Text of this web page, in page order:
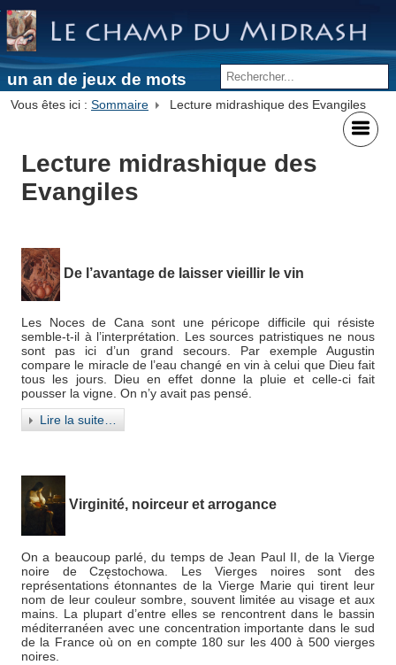
un an de jeux de mots
Vous êtes ici : Sommaire Lecture midrashique des Evangiles
Lecture midrashique des
Evangiles
De l’avantage de laisser vieillir le vin
Les Noces de Cana sont une péricope difficile qui résiste
semble-t-il à l’interprétation. Les sources patristiques ne nous
sont pas ici d’un grand secours. Par exemple Augustin
compare le miracle de l’eau changé en vin à celui que Dieu fait
tous les jours. Dieu en effet donne la pluie et celle-ci fait
pousser la vigne. On n’y avait pas pensé.
Lire la suite…
Virginité, noirceur et arrogance
On a beaucoup parlé, du temps de Jean Paul II, de la Vierge
noire de Częstochowa. Les Vierges noires sont des
représentations étonnantes de la Vierge Marie qui tirent leur
nom de leur couleur sombre, souvent limitée au visage et aux
mains. La plupart d’entre elles se rencontrent dans le bassin
méditerranéen avec une concentration importante dans le sud
de la France où on en compte 180 sur les 400 à 500 vierges
noires.